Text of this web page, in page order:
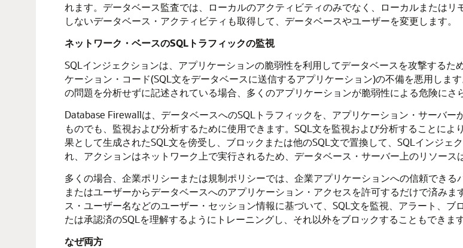
れます。データベース監査では、ローカルのアクティビティのみでなく、ローカルまたは
しないデータベース・アクティビティも取得して、データベースやユーザーを変更します。
ネットワーク・ベースのSQLトラフィックの監視
SQLインジェクションは、アプリケーションの脆弱性を利用してデータベースを攻撃する
ケーション・コード(SQL文をデータベースに送信するアプリケーション)の不備を悪用しま
の問題を分析せずに記述されている場合、多くのアプリケーションが脆弱性による危険にさ
Database Firewallは、データベースへのSQLトラフィックを、アプリケーション・サーバ
ものでも、監視および分析するために使用できます。SQL文を監視および分析することに
果として生成されたSQL文を傍受し、ブロックまたは他のSQL文で置換して、SQLインジ
れ、アクションはネットワーク上で実行されるため、データベース・サーバー上のリソース
多くの場合、企業ポリシーまたは規制ポリシーでは、企業アプリケーションへの信頼でき
またはユーザーからデータベースへのアプリケーション・アクセスを許可するだけで済み
ス・ユーザー名などのユーザー・セッション情報に基づいて、SQL文を監視、アラート、
たは承認済のSQLを理解するようにトレーニングし、それ以外をブロックすることもできます
なぜ両方